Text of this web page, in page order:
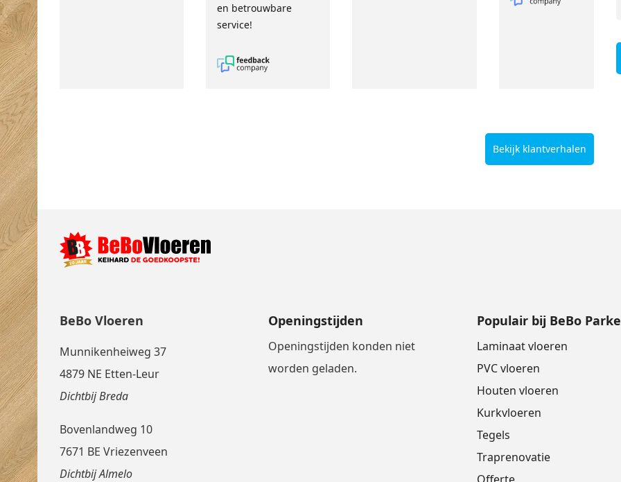
en betrouwbare
service!
Bekijk klantverhalen
BeBo Vloeren
Munnikenheiweg 37
4879 NE Etten-Leur
Dichtbij Breda
Bovenlandweg 10
7671 BE Vriezenveen
Dichtbij Almelo
Openingstijden
Openingstijden konden niet
worden geladen.
Populair bij BeBo
Laminaat vloeren
PVC vloeren
Houten vloeren
Kurkvloeren
Tegels
Traprenovatie